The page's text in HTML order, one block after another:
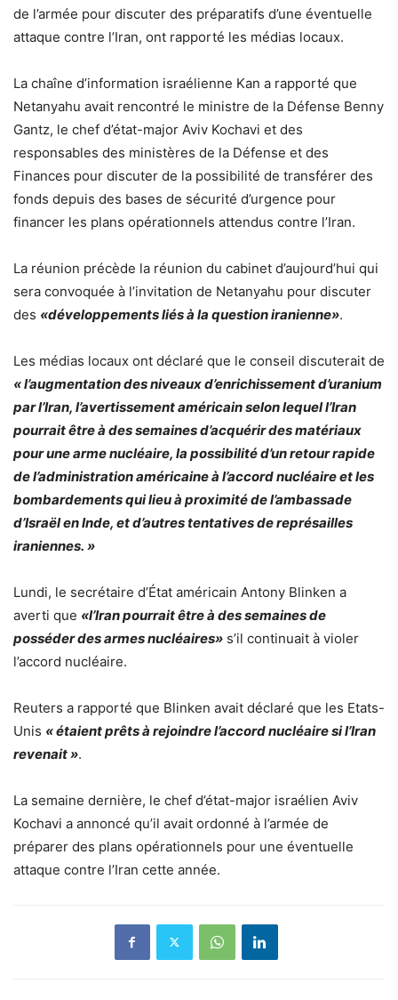
de l’armée pour discuter des préparatifs d’une éventuelle
attaque contre l’Iran, ont rapporté les médias locaux.
La chaîne d’information israélienne Kan a rapporté que
Netanyahu avait rencontré le ministre de la Défense Benny
Gantz, le chef d’état-major Aviv Kochavi et des
responsables des ministères de la Défense et des
Finances pour discuter de la possibilité de transférer des
fonds depuis des bases de sécurité d’urgence pour
financer les plans opérationnels attendus contre l’Iran.
La réunion précède la réunion du cabinet d’aujourd’hui qui
sera convoquée à l’invitation de Netanyahu pour discuter
des «développements liés à la question iranienne».
Les médias locaux ont déclaré que le conseil discuterait de
« l’augmentation des niveaux d’enrichissement d’uranium
par l’Iran, l’avertissement américain selon lequel l’Iran
pourrait être à des semaines d’acquérir des matériaux
pour une arme nucléaire, la possibilité d’un retour rapide
de l’administration américaine à l’accord nucléaire et les
bombardements qui lieu à proximité de l’ambassade
d’Israël en Inde, et d’autres tentatives de représailles
iraniennes. »
Lundi, le secrétaire d’État américain Antony Blinken a
averti que «l’Iran pourrait être à des semaines de
posséder des armes nucléaires» s’il continuait à violer
l’accord nucléaire.
Reuters a rapporté que Blinken avait déclaré que les Etats-
Unis « étaient prêts à rejoindre l’accord nucléaire si l’Iran
revenait ».
La semaine dernière, le chef d’état-major israélien Aviv
Kochavi a annoncé qu’il avait ordonné à l’armée de
préparer des plans opérationnels pour une éventuelle
attaque contre l’Iran cette année.